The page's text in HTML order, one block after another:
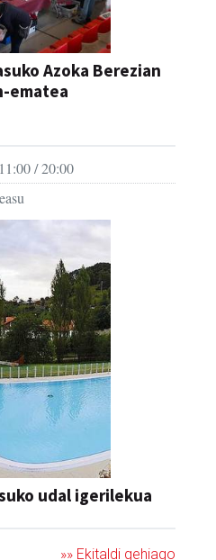
Azoka Berezian
ematea
11:00 / 20:00
udal igerilekua
»» Ekitaldi gehiago